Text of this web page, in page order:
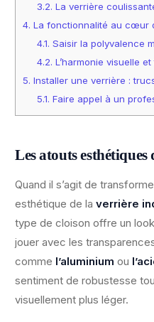
3.2. La verrière
4. La fonctionnalité au cœur
4.1. Saisir la polyvalence
4.2. L’harmonie visuelle
5. Installer une verrière :
5.1. Faire appel à un
Les atouts
Quand il s’agit de
esthétique de la verrière
type de cloison offre un
jouer avec les
comme l’aluminium ou
sentiment de robustesse
visuellement plus léger.